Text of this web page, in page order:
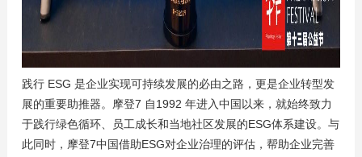
践行 ESG 是企业实现可持续发展的必由之路，更是企业转型发
展的重要助推器。摩登7 自1992 年进入中国以来，就始终致力
于践行绿色循环、员工成长和当地社区发展的ESG体系建设。与
此同时，摩登7中国借助ESG对企业治理的评估，帮助企业完善